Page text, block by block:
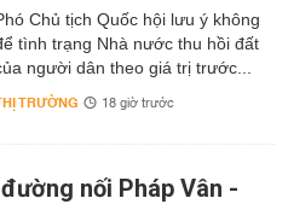
Chủ tịch Quốc hội lưu ý không
tình trạng Nhà nước thu hồi đất
người dân theo giá trị trước...
TRƯỜNG 18 giờ trước
nối Pháp Vân -